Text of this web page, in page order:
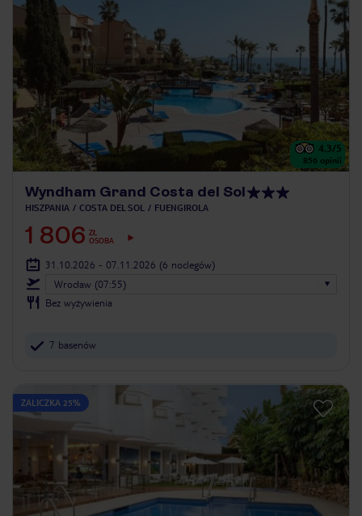
4.3/5
856 opinii
Wyndham Grand Costa del Sol
HISZPANIA COSTA DEL SOL FUENGIROLA
1 806 ZŁ
OSOBA
31.10.2026 - 07.11.2026 (6 noclegów)
Wrocław (07:55)
Bez wyżywienia
7 basenów
ZALICZKA 25%